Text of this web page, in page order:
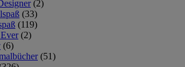
(2)
(33)
(119)
(2)
(6)
(51)